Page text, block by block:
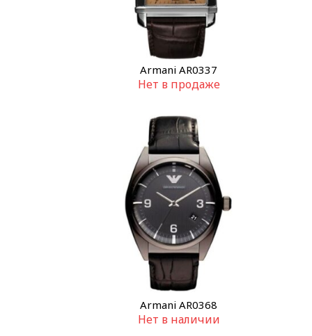
Armani AR0337
Нет в продаже
Armani AR0368
Нет в наличии